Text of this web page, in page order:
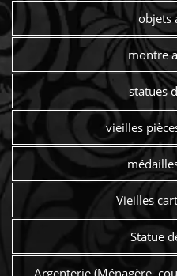
objets
montre
statues
vieilles
Vieilles
Statue